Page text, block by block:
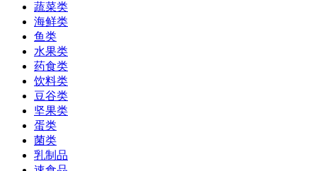
蔬菜类
海鲜类
鱼类
水果类
药食类
饮料类
豆谷类
坚果类
蛋类
菌类
乳制品